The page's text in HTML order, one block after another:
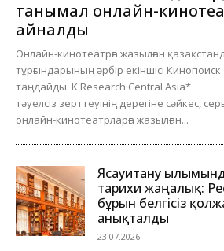
танымал онлайн-
айналды
Онлайн-кинотеатрға жазылған
тұрғындарының әрбір екіншісі
таңдайды. K Research Central Asia*
тәуелсіз зерттеуінің дерегіне сәйкес,
онлайн-кинотеатрларға жазылған...
Ясауитану
тарихи жаңалық:
бұрын белгісіз
анықталды
23.07.2026